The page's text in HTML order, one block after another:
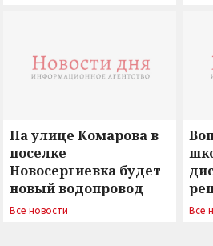
На улице Комарова в
поселке
Новосергиевка будет
новый водопровод
Все новости Все